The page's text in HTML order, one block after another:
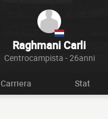
Raghmani Carli
Centrocampista - 26anni
Carriera Stat